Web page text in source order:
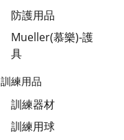
防護用品
Mueller(慕樂)-護
具
訓練用品
訓練器材
訓練用球